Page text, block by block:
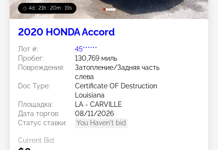
4d : 21h : 20m : 15s
2020 HONDA Accord
Лот #:
45******
Пробег:
130,769 миль
Повреждения:
Затопление/Задняя часть
слева
Doc Type:
Certificate OF Destruction
Louisiana
Площадка:
LA - CARVILLE
Дата торгов:
08/11/2026
Статус ставки:
You Haven't bid
Current Bid: